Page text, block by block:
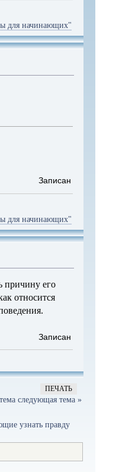
начинающих"
Записан
начинающих"
причину его
относится
Записан
ПЕЧАТЬ
следующая тема »
узнать правду